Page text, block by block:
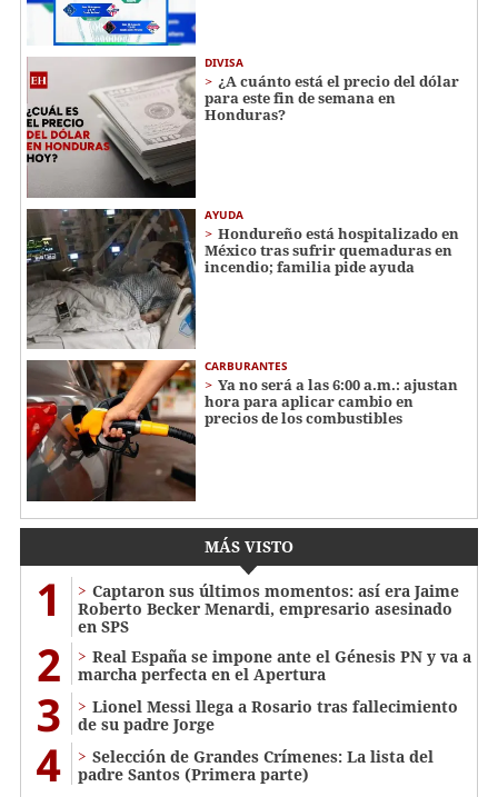
DIVISA
¿A cuánto está el precio del dólar
para este fin de semana en
Honduras?
AYUDA
Hondureño está hospitalizado en
México tras sufrir quemaduras en
incendio; familia pide ayuda
CARBURANTES
Ya no será a las 6:00 a.m.: ajustan
hora para aplicar cambio en
precios de los combustibles
MÁS VISTO
1
Captaron sus últimos momentos: así era Jaime
Roberto Becker Menardi​​​, empresario asesinado
en SPS
2
Real España se impone ante el Génesis PN y va a
marcha perfecta en el Apertura
3
Lionel Messi llega a Rosario tras fallecimiento
de su padre Jorge
4
Selección de Grandes Crímenes: La lista del
padre Santos (Primera parte)